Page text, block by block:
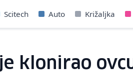
Scitech Auto Križaljka
klonirao